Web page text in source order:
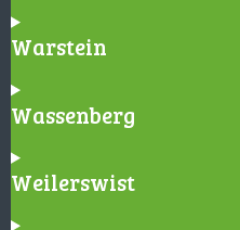
Warstein
Wassenberg
Weilerswist